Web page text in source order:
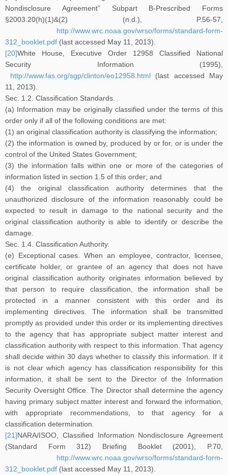
Nondisclosure Agreement” Subpart B-Prescribed Forms
§2003.20(h)(1)&(2) (n.d.), P.56-57,
http://www.wrc.noaa.gov/wrso/forms/standard-form-
312_booklet.pdf (last accessed May 11, 2013).
[20]White House, Executive Order 12958 Classified National
Security Information (1995),
http://www.fas.org/sgp/clinton/eo12958.html(last accessed May
11, 2013).
Sec. 1.2. Classification Standards.
(a) Information may be originally classified under the terms of this
order only if all of the following conditions are met:
(1) an original classification authority is classifying the information;
(2) the information is owned by, produced by or for, or is under the
control of the United States Government;
(3) the information falls within one or more of the categories of
information listed in section 1.5 of this order; and
(4) the original classification authority determines that the
unauthorized disclosure of the information reasonably could be
expected to result in damage to the national security and the
original classification authority is able to identify or describe the
damage.
Sec. 1.4. Classification Authority.
(e) Exceptional cases. When an employee, contractor, licensee,
certificate holder, or grantee of an agency that does not have
original classification authority originates information believed by
that person to require classification, the information shall be
protected in a manner consistent with this order and its
implementing directives. The information shall be transmitted
promptly as provided under this order or its implementing directives
to the agency that has appropriate subject matter interest and
classification authority with respect to this information. That agency
shall decide within 30 days whether to classify this information. If it
is not clear which agency has classification responsibility for this
information, it shall be sent to the Director of the Information
Security Oversight Office. The Director shall determine the agency
having primary subject matter interest and forward the information,
with appropriate recommendations, to that agency for a
classification determination.
[21]NARA/ISOO, Classified Information Nondisclosure Agreement
(Standard Form 312) Briefing Booklet (2001), P.70,
http://www.wrc.noaa.gov/wrso/forms/standard-form-
312_booklet.pdf (last accessed May 11, 2013).